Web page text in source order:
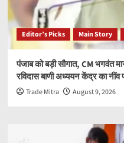
Editor’s Picks Main Story
पंजाब को बड़ी सौगात, CM भगवंत
रविदास बाणी अध्ययन केंद्र का नींव
Trade Mitra August 9, 2026